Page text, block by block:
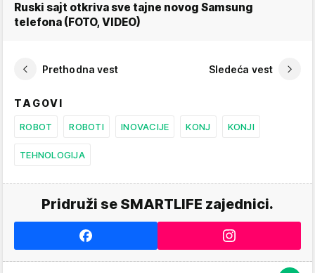
Ruski sajt otkriva sve tajne novog Samsung
telefona (FOTO, VIDEO)
Prethodna vest Sledeća vest
TAGOVI
ROBOT ROBOTI INOVACIJE KONJ KONJI
TEHNOLOGIJA
Pridruži se SMARTLIFE zajednici.